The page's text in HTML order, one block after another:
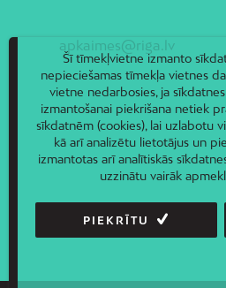
apkaimes@riga.lv
Šī tīmekļvietne izmanto
nepieciešamas tīmekļa vietnes
vietne nedarbosies, ja
izmantošanai piekrišana netiek
sīkdatnēm (cookies), lai uzlabotu
kā arī analizētu lietotājus un
izmantotas arī analītiskās
uzzinātu vairāk
PIEKRĪTU